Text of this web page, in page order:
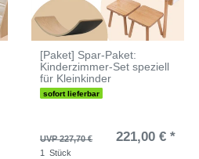
[Paket] Spar-Paket:
Kinderzimmer-Set speziell
für Kleinkinder
sofort lieferbar
UVP 227,70 € 221,00 € *
1
Stück